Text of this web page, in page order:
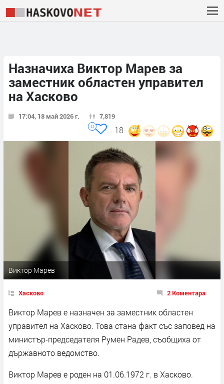
Назначиха Виктор Марев за
заместник областен управител
на Хасково
17:04, 18 май 2026 г. 7,819
18
0
Виктор Марев
Хасково 2 Коментара
Виктор Марев е назначен за заместник областен
управител на Хасково. Това стана факт със заповед на
министър-председателя Румен Радев, съобщиха от
държавното ведомство.
Виктор Марев е роден на 01.06.1972 г. в Хасково.